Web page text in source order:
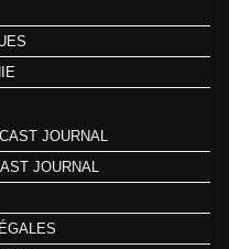
JOURNAL
JOURNAL